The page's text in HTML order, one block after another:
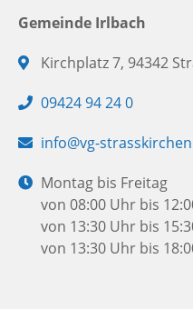
Gemeinde Irlbach
Adresse:
Kirchplatz 7, 94342
Telefon:
09424 94 24 0
E- info@vg-
Öffnungszeiten:
Montag bis Freitag
von 08:00 Uhr bis
von 13:30 Uhr bis
von 13:30 Uhr bis